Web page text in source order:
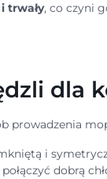
trwały, co czyni
dla
prowadzenia
i
dobrą